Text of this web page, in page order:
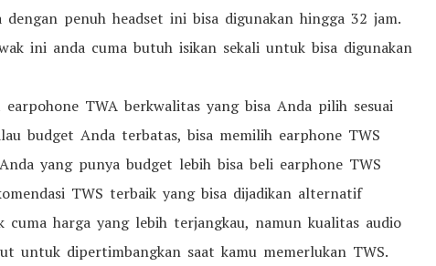
dengan penuh headset ini bisa digunakan hingga 32 jam.
ini anda cuma butuh isikan sekali untuk bisa digunakan
TWA berkwalitas yang bisa Anda pilih sesuai
budget Anda terbatas, bisa memilih earphone TWS
yang punya budget lebih bisa beli earphone TWS
TWS terbaik yang bisa dijadikan alternatif
harga yang lebih terjangkau, namun kualitas audio
untuk dipertimbangkan saat kamu memerlukan TWS.